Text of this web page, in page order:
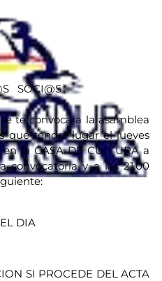
SOCI@S :
te convoca a la asamblea
que tendrá lugar el jueves
la CASA DE CULTURA a
convocatoria y a las 21.00
SI PROCEDE DEL ACTA